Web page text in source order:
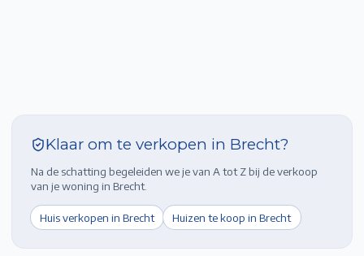
Klaar om te verkopen in Brecht?
Na de schatting begeleiden we je van A tot Z bij de verkoop
van je woning in Brecht.
Huis verkopen in Brecht Huizen te koop inBrecht